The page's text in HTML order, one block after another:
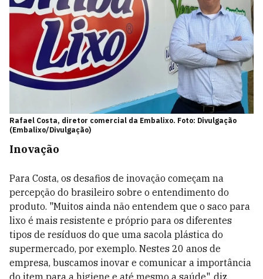
Rafael Costa, diretor comercial da Embalixo. Foto: Divulgação
(Embalixo/Divulgação)
Inovação
Para Costa, os desafios de inovação começam na
percepção do brasileiro sobre o entendimento do
produto. "Muitos ainda não entendem que o saco para
lixo é mais resistente e próprio para os diferentes
tipos de resíduos do que uma sacola plástica do
supermercado, por exemplo. Nestes 20 anos de
empresa, buscamos inovar e comunicar a importância
do item para a higiene e até mesmo a saúde", diz.